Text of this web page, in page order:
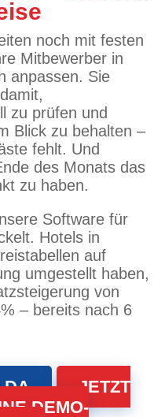
noch mit festen
Mitbewerber in
anpassen. Sie
zu prüfen und
Blick zu behalten –
fehlt. Und
des Monats das
zu haben.
Software für
Hotels in
auf
umgestellt haben,
von
– bereits nach 6
DA
JETZT
DEMO-